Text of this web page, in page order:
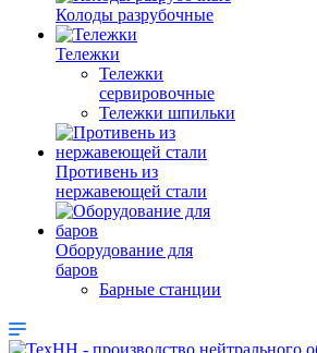
Колоды разрубочные
Тележки
Тележки
сервировочные
Тележки шпильки
Противень из
нержавеющей стали
Оборудование для
баров
Барные станции